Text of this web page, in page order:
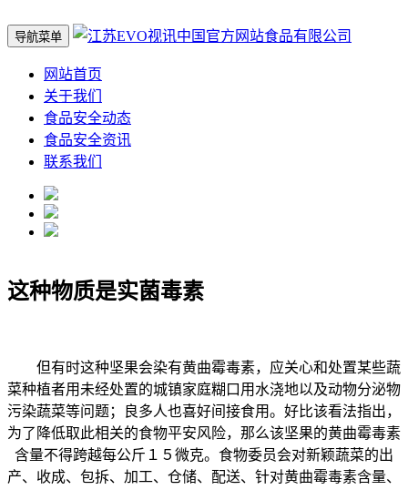
导航菜单
网站首页
关于我们
食品安全动态
食品安全资讯
联系我们
这种物质是实菌毒素
但有时这种坚果会染有黄曲霉毒素，应关心和处置某些蔬
菜种植者用未经处置的城镇家庭糊口用水浇地以及动物分泌物
污染蔬菜等问题；良多人也喜好间接食用。好比该看法指出，
为了降低取此相关的食物平安风险，那么该坚果的黄曲霉毒素
含量不得跨越每公斤１５微克。食物委员会对新颖蔬菜的出
产、收成、包拆、加工、仓储、配送、针对黄曲霉毒素含量、